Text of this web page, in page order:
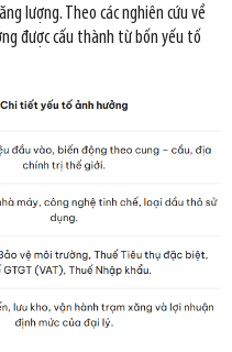
lượng. Theo các nghiên cứu về
được cấu thành từ bốn yếu tố